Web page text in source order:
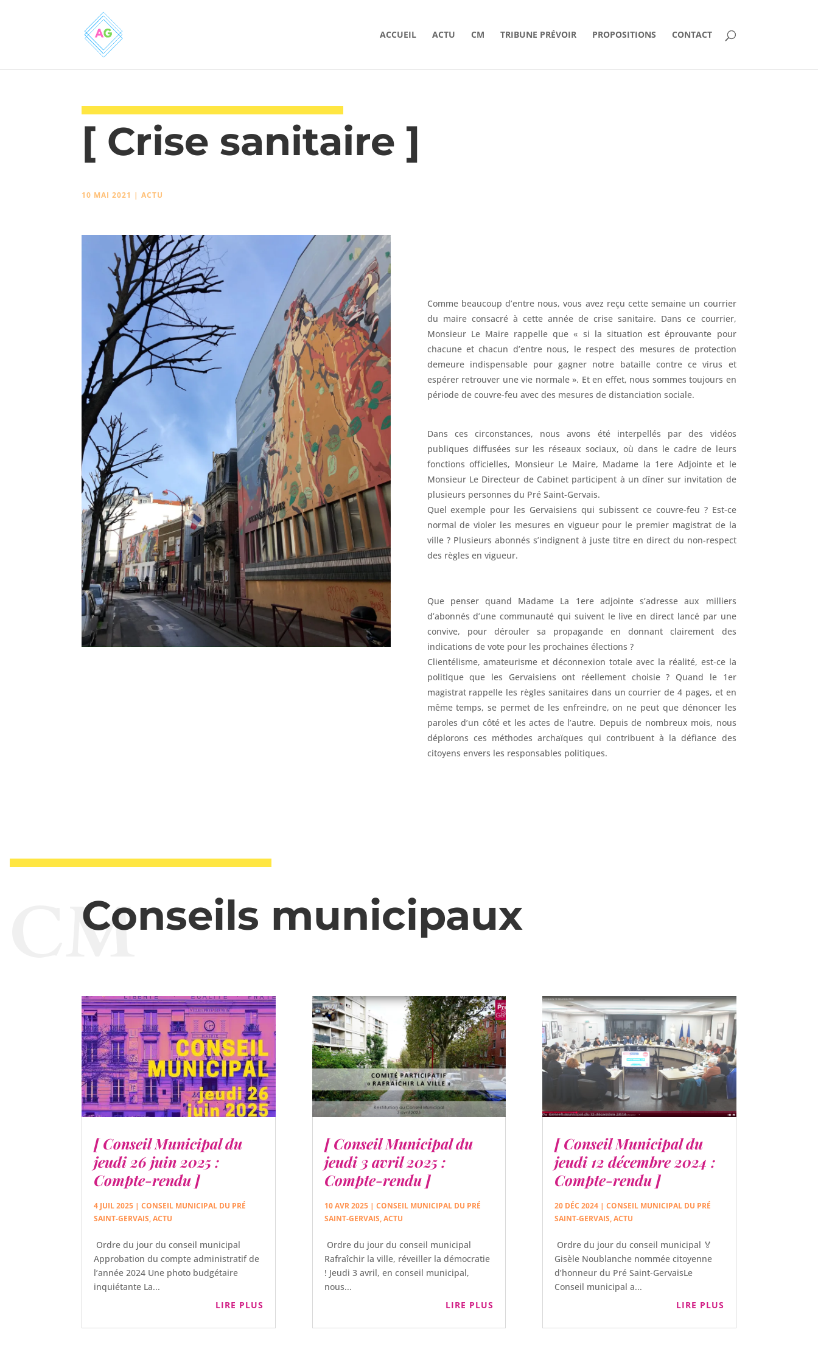
ACCUEIL ACTU CM TRIBUNE PRÉVOIR PROPOSITIONS CONTACT
[ Crise sanitaire ]
10 MAI 2021 |ACTU
Comme beaucoup d’entre nous, vous avez reçu cette semaine un courrier
du maire consacré à cette année de crise sanitaire. Dans ce courrier,
Monsieur Le Maire rappelle que « si la situation est éprouvante pour
chacune et chacun d’entre nous, le respect des mesures de protection
demeure indispensable pour gagner notre bataille contre ce virus et
espérer retrouver une vie normale ». Et en effet, nous sommes toujours en
période de couvre-feu avec des mesures de distanciation sociale.
Dans ces circonstances, nous avons été interpellés par des vidéos
publiques diffusées sur les réseaux sociaux, où dans le cadre de leurs
fonctions officielles, Monsieur Le Maire, Madame la 1ere Adjointe et le
Monsieur Le Directeur de Cabinet participent à un dîner sur invitation de
plusieurs personnes du Pré Saint-Gervais.
Quel exemple pour les Gervaisiens qui subissent ce couvre-feu ? Est-ce
normal de violer les mesures en vigueur pour le premier magistrat de la
ville ? Plusieurs abonnés s’indignent à juste titre en direct du non-respect
des règles en vigueur.
Que penser quand Madame La 1ere adjointe s’adresse aux milliers
d’abonnés d’une communauté qui suivent le live en direct lancé par une
convive, pour dérouler sa propagande en donnant clairement des
indications de vote pour les prochaines élections ?
Clientélisme, amateurisme et déconnexion totale avec la réalité, est-ce la
politique que les Gervaisiens ont réellement choisie ? Quand le 1er
magistrat rappelle les règles sanitaires dans un courrier de 4 pages, et en
même temps, se permet de les enfreindre, on ne peut que dénoncer les
paroles d’un côté et les actes de l’autre. Depuis de nombreux mois, nous
déplorons ces méthodes archaïques qui contribuent à la défiance des
citoyens envers les responsables politiques.
Conseils municipaux
CM
[ Conseil Municipal du
jeudi 26 juin 2025 :
Compte-rendu ]
4 JUIL 2025 |CONSEIL MUNICIPAL DU PRÉ
SAINT-GERVAIS,ACTU
Ordre du jour du conseil municipal
Approbation du compte administratif de
l’année 2024 Une photo budgétaire
inquiétante La...
LIRE PLUS
[ Conseil Municipal du
jeudi 3 avril 2025 :
Compte-rendu ]
10 AVR 2025| CONSEIL MUNICIPAL DU PRÉ
SAINT-GERVAIS,ACTU
Ordre du jour du conseil municipal
Rafraîchir la ville, réveiller la démocratie
! Jeudi 3 avril, en conseil municipal,
nous...
LIRE PLUS
[ Conseil Municipal du
jeudi 12 décembre 2024 :
Compte-rendu ]
20 DÉC 2024| CONSEIL MUNICIPAL DU PRÉ
SAINT-GERVAIS,ACTU
Ordre du jour du conseil municipal 🏅
Gisèle Noublanche nommée citoyenne
d’honneur du Pré Saint-GervaisLe
Conseil municipal a...
LIRE PLUS